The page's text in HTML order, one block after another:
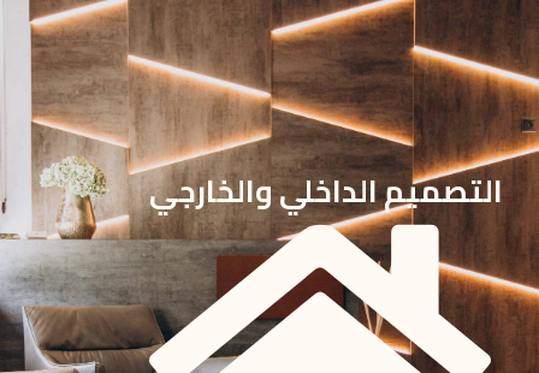
التصميم الداخلي والخارجي